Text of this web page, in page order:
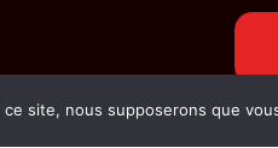
site, nous supposerons que